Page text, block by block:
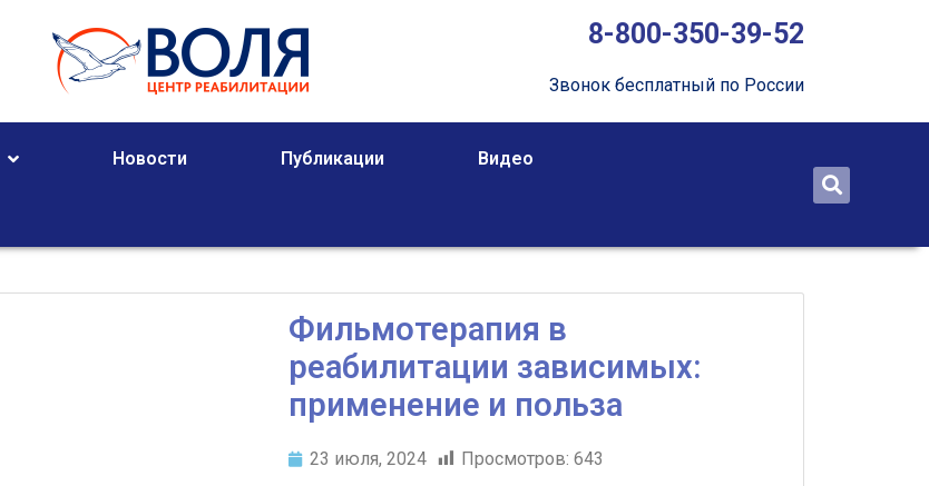
8-800-350-39-52
Звонок бесплатный по России
Новости Публикации Видео
Фильмотерапия в
реабилитации зависимых:
применение и польза
23 июля, 2024 Просмотров: 643